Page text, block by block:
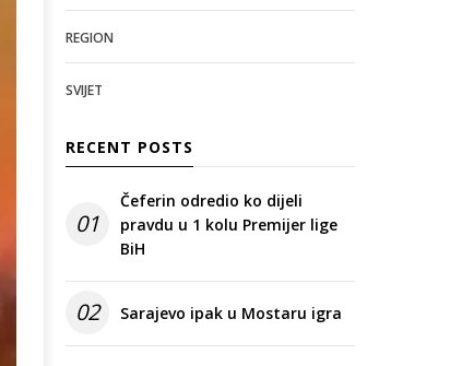
REGION
SVIJET
RECENT POSTS
01
Čeferin odredio ko dijeli
pravdu u 1 kolu Premijer lige
BiH
02 Sarajevo ipak u Mostaru igra